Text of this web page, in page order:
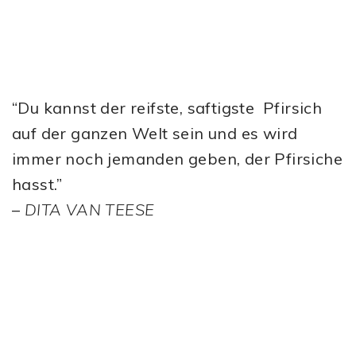
“Du kannst der reifste, saftigste Pfirsich
auf der ganzen Welt sein und es wird
immer noch jemanden geben, der Pfirsiche
hasst.”
– DITA VAN TEESE